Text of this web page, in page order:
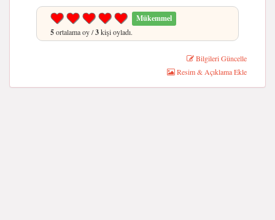
Mükemmel
5ortalama oy /3kişi oyladı.
Bilgileri Güncelle
Resim & Açıklama Ekle